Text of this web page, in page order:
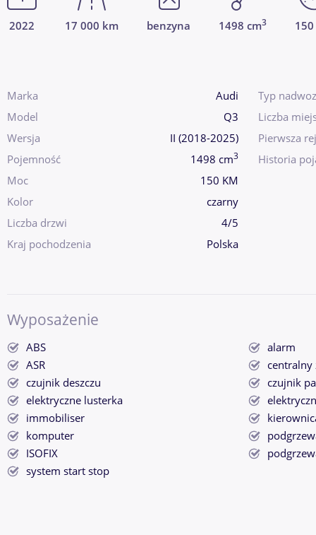
2022 17 000 km benzyna 1498 cm3
Marka
Audi
Model
Q3
Wersja
II (2018-2025)
Pojemność
1498 cm3
Moc
150 KM
Kolor
czarny
Liczba drzwi
4/5
Kraj pochodzenia
Polska
Typ
Liczba
Pierwsza
Historia
Wyposażenie
ABS
alarm
ASR
centralny
czujnik deszczu
czujnik
elektryczne lusterka
immobiliser
komputer
ISOFIX
system start stop